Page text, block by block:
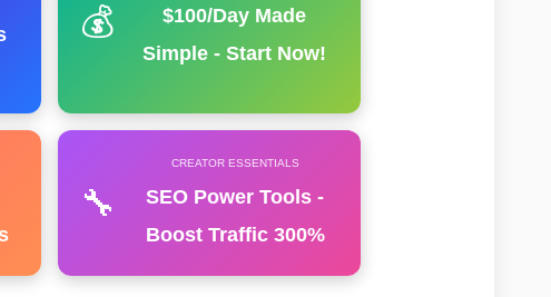
💰
$100/Day Made
Simple - Start Now!
🔧
CREATOR ESSENTIALS
SEO Power Tools -
Boost Traffic 300%